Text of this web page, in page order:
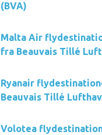
(BVA)
Malta Air
fra Beauvais Tillé
Ryanair
Beauvais Tillé
Volotea